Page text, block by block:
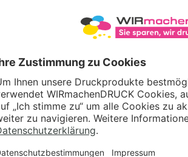
Gestaltungsservice
Unser Kreativteam gestaltet
ZUSATZOPTIONEN
Qualitätskontrolle (von Experten